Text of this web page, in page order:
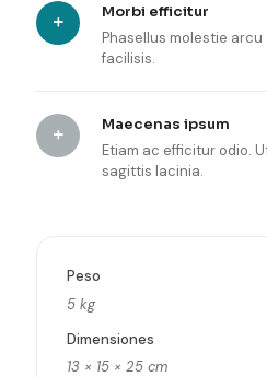
Morbi efficitur
Phasellus molestie
facilisis.
Maecenas ipsum
Etiam ac efficitur odio.
sagittis lacinia.
Peso
5 kg
Dimensiones
13 × 15 × 25 cm